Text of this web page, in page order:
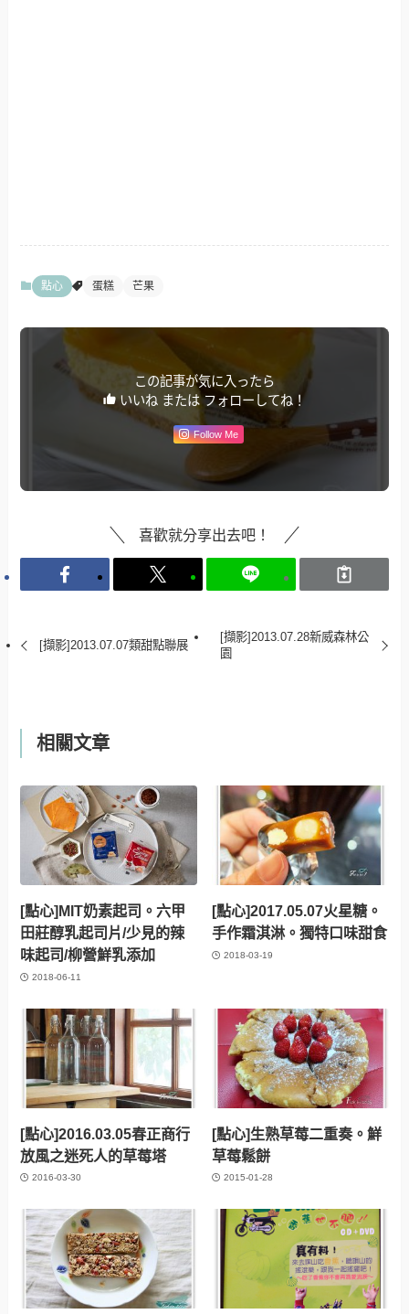
點心 蛋糕 芒果
この記事が気に入ったら
いいね または フォローしてね！
Follow Me
喜歡就分享出去吧！
[擷影]2013.07.07類甜點聯展
[擷影]2013.07.28新威森林公
園
相關文章
[點心]MIT奶素起司。六甲
田莊醇乳起司片/少見的辣
味起司/柳營鮮乳添加
2018-06-11
[點心]2017.05.07火星糖。
手作霜淇淋。獨特口味甜食
2018-03-19
[點心]2016.03.05春正商行
放風之迷死人的草莓塔
2016-03-30
[點心]生熟草莓二重奏。鮮
草莓鬆餅
2015-01-28